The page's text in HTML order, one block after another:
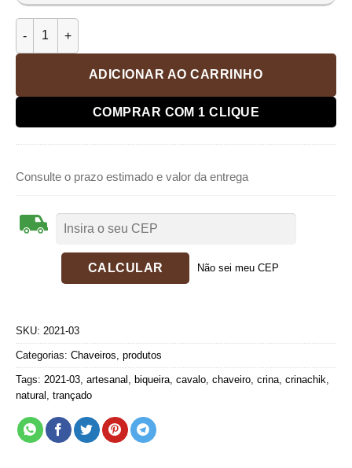
ADICIONAR AO CARRINHO
COMPRAR COM 1 CLIQUE
Consulte o prazo estimado e valor da entrega
Não sei meu CEP
SKU: 2021-03
Categorias: Chaveiros produtos
Tags: 2021-03 artesanal biqueira cavalo chaveiro crina crinachik
natural trançado